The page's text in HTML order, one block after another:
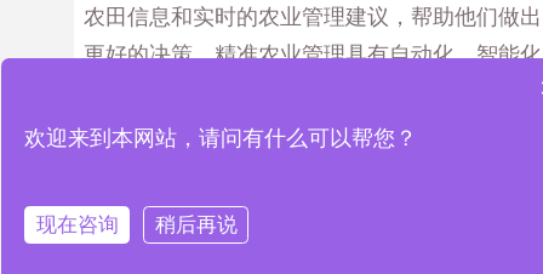
农田信息和实时的农业管理建议，帮助他们做出
更好的决策。精准农业管理具有自动化、智能化
信在不久的将来，精准农业管理将成为农业生产
贡献。
欢迎来到本网站，请问有什么可以帮您？
现在咨询 稍后再说